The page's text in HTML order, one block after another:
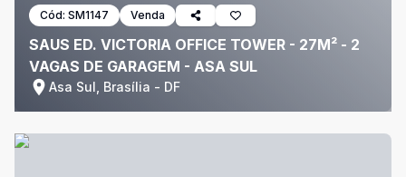
Cód: SM1147 Venda
SAUS ED. VICTORIA OFFICE TOWER - 27M² - 2
VAGAS DE GARAGEM - ASA SUL
Asa Sul, Brasília - DF